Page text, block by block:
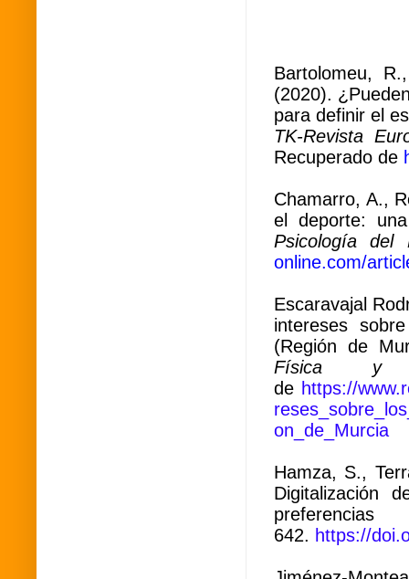
Bartolomeu,
(2020).
para definir el
TK-Revista
Recuperado de
Chamarro, A.,
el deporte:
Psicología del
online.com/
Escaravajal
intereses
(Región de
Física y
de https://
on_de_Murcia
Hamza, S.,
Digitalización
642. https://